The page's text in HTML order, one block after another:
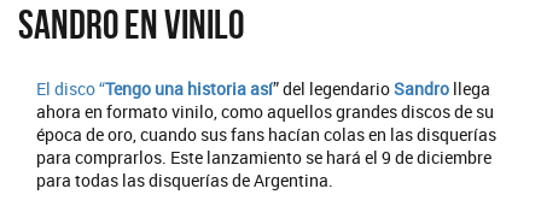
Sandro en vinilo
El disco “Tengo una historia así” del legendarioSandro llega
ahora en formato vinilo, como aquellos grandes discos de su
época de oro, cuando sus fans hacían colas en las disquerías
para comprarlos. Este lanzamiento se hará el 9 de diciembre
para todas las disquerías de Argentina.